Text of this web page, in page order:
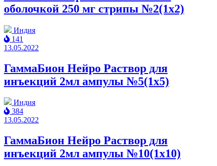
оболочкой 250 мг стрипы №2(1x2)
Индия
141
13.05.2022
ГаммаБион Нейро Раствор для
инъекций 2мл ампулы №5(1x5)
Индия
384
13.05.2022
ГаммаБион Нейро Раствор для
инъекций 2мл ампулы №10(1x10)